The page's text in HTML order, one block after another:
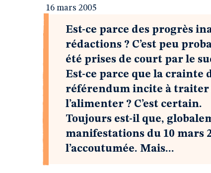
16 mars 2005
Est-ce parce des progrès
rédactions ? C’est peu
été prises de court par le
Est-ce parce que la crainte
référendum incite à traiter
l’alimenter ? C’est certain.
Toujours est-il que,
manifestations du 10 mars
l’accoutumée. Mais...